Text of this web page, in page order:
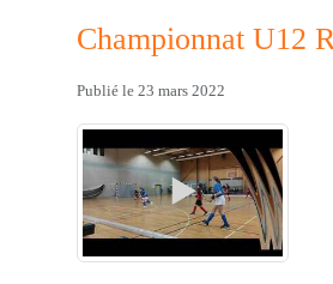
Championnat U12
Publié le 23 mars 2022